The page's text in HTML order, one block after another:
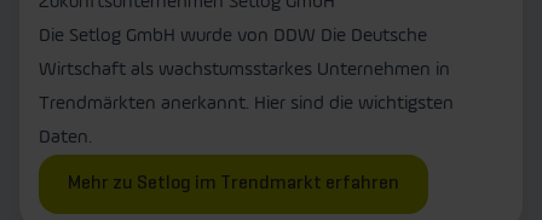
Die Setlog GmbH wurde von DDW Die Deutsche
Wirtschaft als wachstumsstarkes Unternehmen in
Trendmärkten anerkannt. Hier sind die wichtigsten
Daten.
Mehr zu Setlog im Trendmarkt erfahren